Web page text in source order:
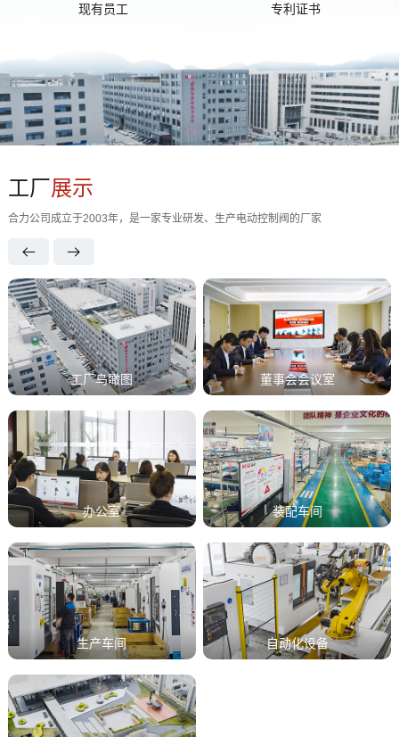
现有员工 专利证书
工厂展示
合力公司成立于2003年，是一家专业研发、生产电动控制阀的厂家
工厂鸟瞰图 董事会会议室
办公室 装配车间
生产车间 自动化设备